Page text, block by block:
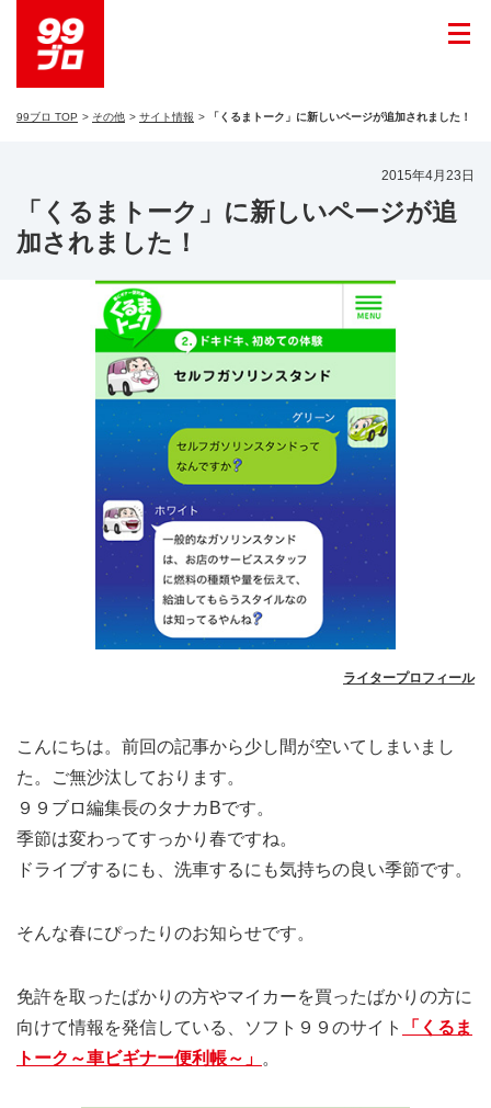
99ブロ TOP その他 サイト情報 「くるまトーク」に新しいページが追加されました！
2015年4月23日
「くるまトーク」に新しいページが追
加されました！
ライタープロフィール
こんにちは。前回の記事から少し間が空いてしまいまし
た。ご無沙汰しております。
９９ブロ編集長のタナカBです。
季節は変わってすっかり春ですね。
ドライブするにも、洗車するにも気持ちの良い季節です。
そんな春にぴったりのお知らせです。
免許を取ったばかりの方やマイカーを買ったばかりの方に
向けて情報を発信している、ソフト９９のサイト
「くるま
トーク～車ビギナー便利帳～」 。